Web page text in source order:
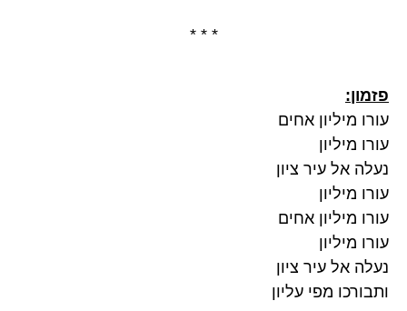
* * *
פזמון:
עורו מיליון אחים
עורו מיליון
נעלה אל עיר ציון
עורו מיליון
עורו מיליון אחים
עורו מיליון
נעלה אל עיר ציון
ותבורכו מפי עליון